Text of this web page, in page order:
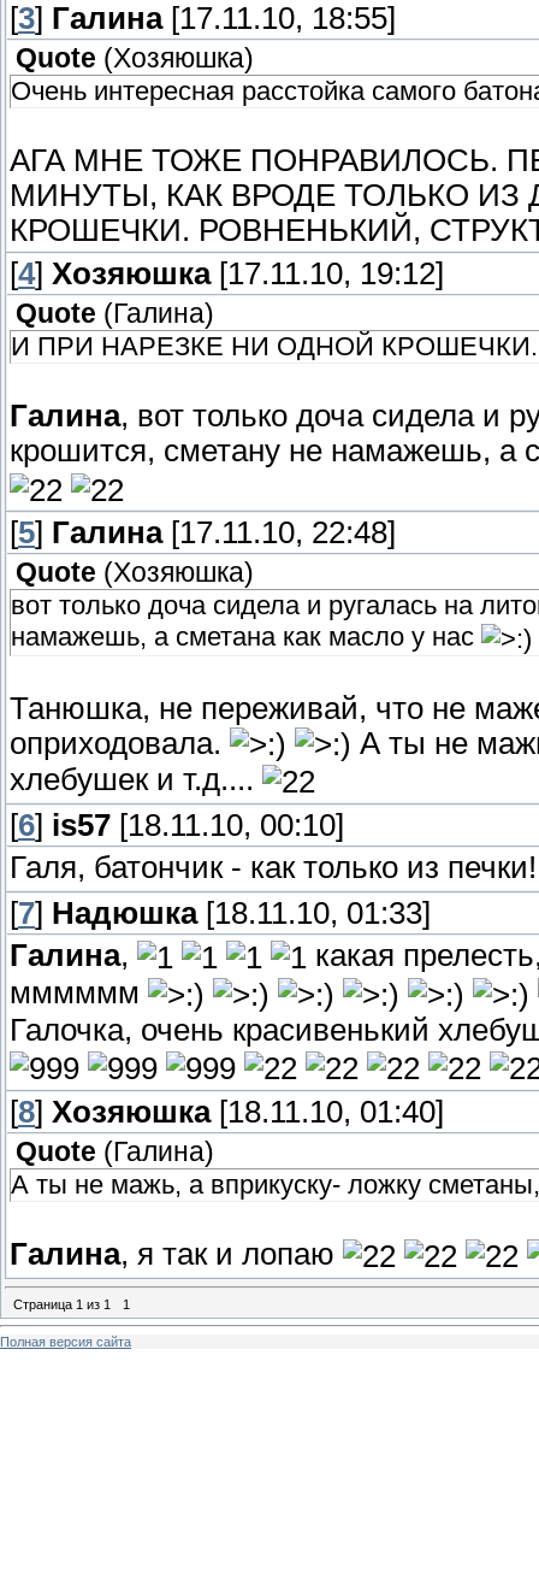
[3] Галина[17.11.10, 18:55]
Quote (Хозяюшка)
Очень интересная расстойка самого
АГА МНЕ ТОЖЕ ПОНРАВИЛОСЬ.
МИНУТЫ, КАК ВРОДЕ ТОЛЬКО
КРОШЕЧКИ. РОВНЕНЬКИЙ,
[4] Хозяюшка[17.11.10, 19:12]
Quote ( Галина)
И ПРИ НАРЕЗКЕ НИ ОДНОЙ КРОШЕЧКИ.
Галина, вот только доча сидела и
крошится, сметану не намажешь, а
[5] Галина[17.11.10, 22:48]
Quote (Хозяюшка)
вот только доча сидела и ругалась на
намажешь, а сметана как масло у нас
Танюшка, не переживай, что не
оприходовала.
А ты не
хлебушек и т.д....
[6] is57 [18.11.10, 00:10]
Галя, батончик - как только из
[7] Надюшка[18.11.10, 01:33]
Галина,
какая
мммммм
Галочка, очень красивенький
[8] Хозяюшка[18.11.10, 01:40]
Quote ( Галина)
А ты не мажь, а вприкуску- ложку
Галина, я так и лопаю
Страница 1 из 1 1
Полная версия сайта